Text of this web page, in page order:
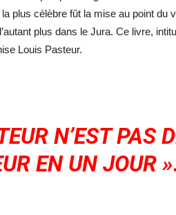
plus célèbre fût la mise au point du
plus dans le Jura. Ce livre,
Louis Pasteur.
N’EST PAS
EN UN JOUR